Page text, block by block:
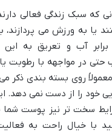
که سبک زندگی فعالی
یا به ورزش می پردازند،
آب و تعریق به این
در مواجهه با رطوبت
روی بسته بندی ذکر
خود را از دست نمی دهد.
سخت تر نیز پوست
با خیال راحت به